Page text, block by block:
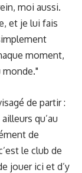
moi aussi.
et je lui fais
moment,
de partir :
qu’au
de
le club de
jouer ici et d’y